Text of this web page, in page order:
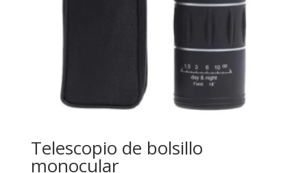
Telescopio de bolsillo
monocular